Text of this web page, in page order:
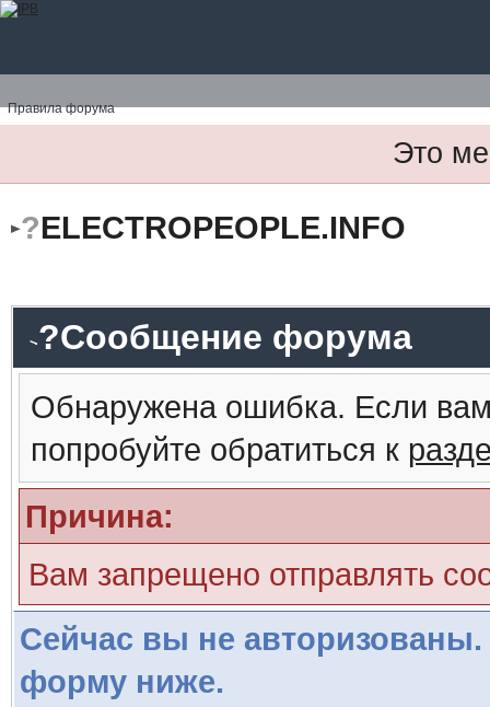
Правила форума
Это
?ELECTROPEOPLE.INFO
?Сообщение форума
Обнаружена ошибка. Если
попробуйте обратиться к
Причина:
Вам запрещено отправлять
Сейчас вы не авторизованы.
форму ниже.